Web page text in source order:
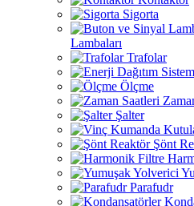
Sigorta
Lambaları
Trafolar
Ölçme
Şalter
Şönt
Parafudr